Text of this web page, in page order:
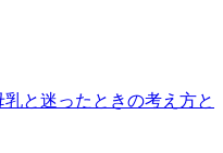
と迷ったときの考え方と